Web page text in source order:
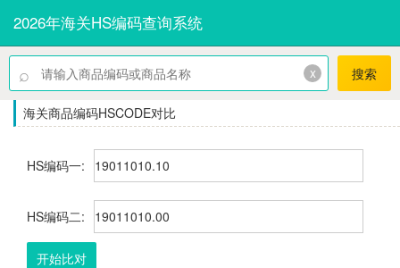
2026年海关HS编码查询系统
⌕ x 搜索
海关商品编码HSCODE对比
HS编码一:
HS编码二:
开始比对